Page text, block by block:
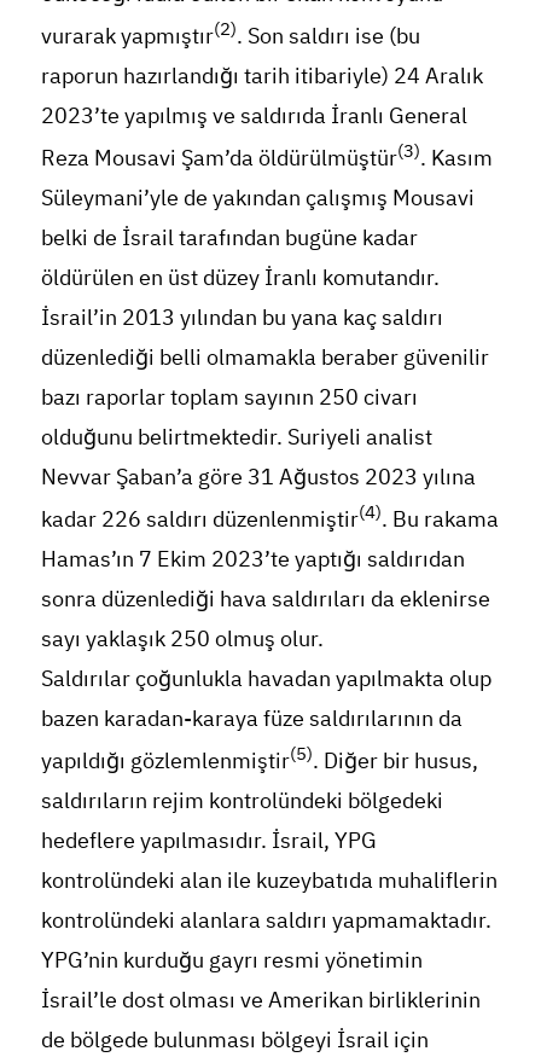
vurarak yapmıştır(2). Son saldırı ise (bu
raporun hazırlandığı tarih itibariyle) 24 Aralık
2023’te yapılmış ve saldırıda İranlı General
Reza Mousavi Şam’da öldürülmüştür(3). Kasım
Süleymani’yle de yakından çalışmış Mousavi
belki de İsrail tarafından bugüne kadar
öldürülen en üst düzey İranlı komutandır.
İsrail’in 2013 yılından bu yana kaç saldırı
düzenlediği belli olmamakla beraber güvenilir
bazı raporlar toplam sayının 250 civarı
olduğunu belirtmektedir. Suriyeli analist
Nevvar Şaban’a göre 31 Ağustos 2023 yılına
kadar 226 saldırı düzenlenmiştir(4). Bu rakama
Hamas’ın 7 Ekim 2023’te yaptığı saldırıdan
sonra düzenlediği hava saldırıları da eklenirse
sayı yaklaşık 250 olmuş olur.
Saldırılar çoğunlukla havadan yapılmakta olup
bazen karadan-karaya füze saldırılarının da
yapıldığı gözlemlenmiştir(5). Diğer bir husus,
saldırıların rejim kontrolündeki bölgedeki
hedeflere yapılmasıdır. İsrail, YPG
kontrolündeki alan ile kuzeybatıda muhaliflerin
kontrolündeki alanlara saldırı yapmamaktadır.
YPG’nin kurduğu gayrı resmi yönetimin
İsrail’le dost olması ve Amerikan birliklerinin
de bölgede bulunması bölgeyi İsrail için